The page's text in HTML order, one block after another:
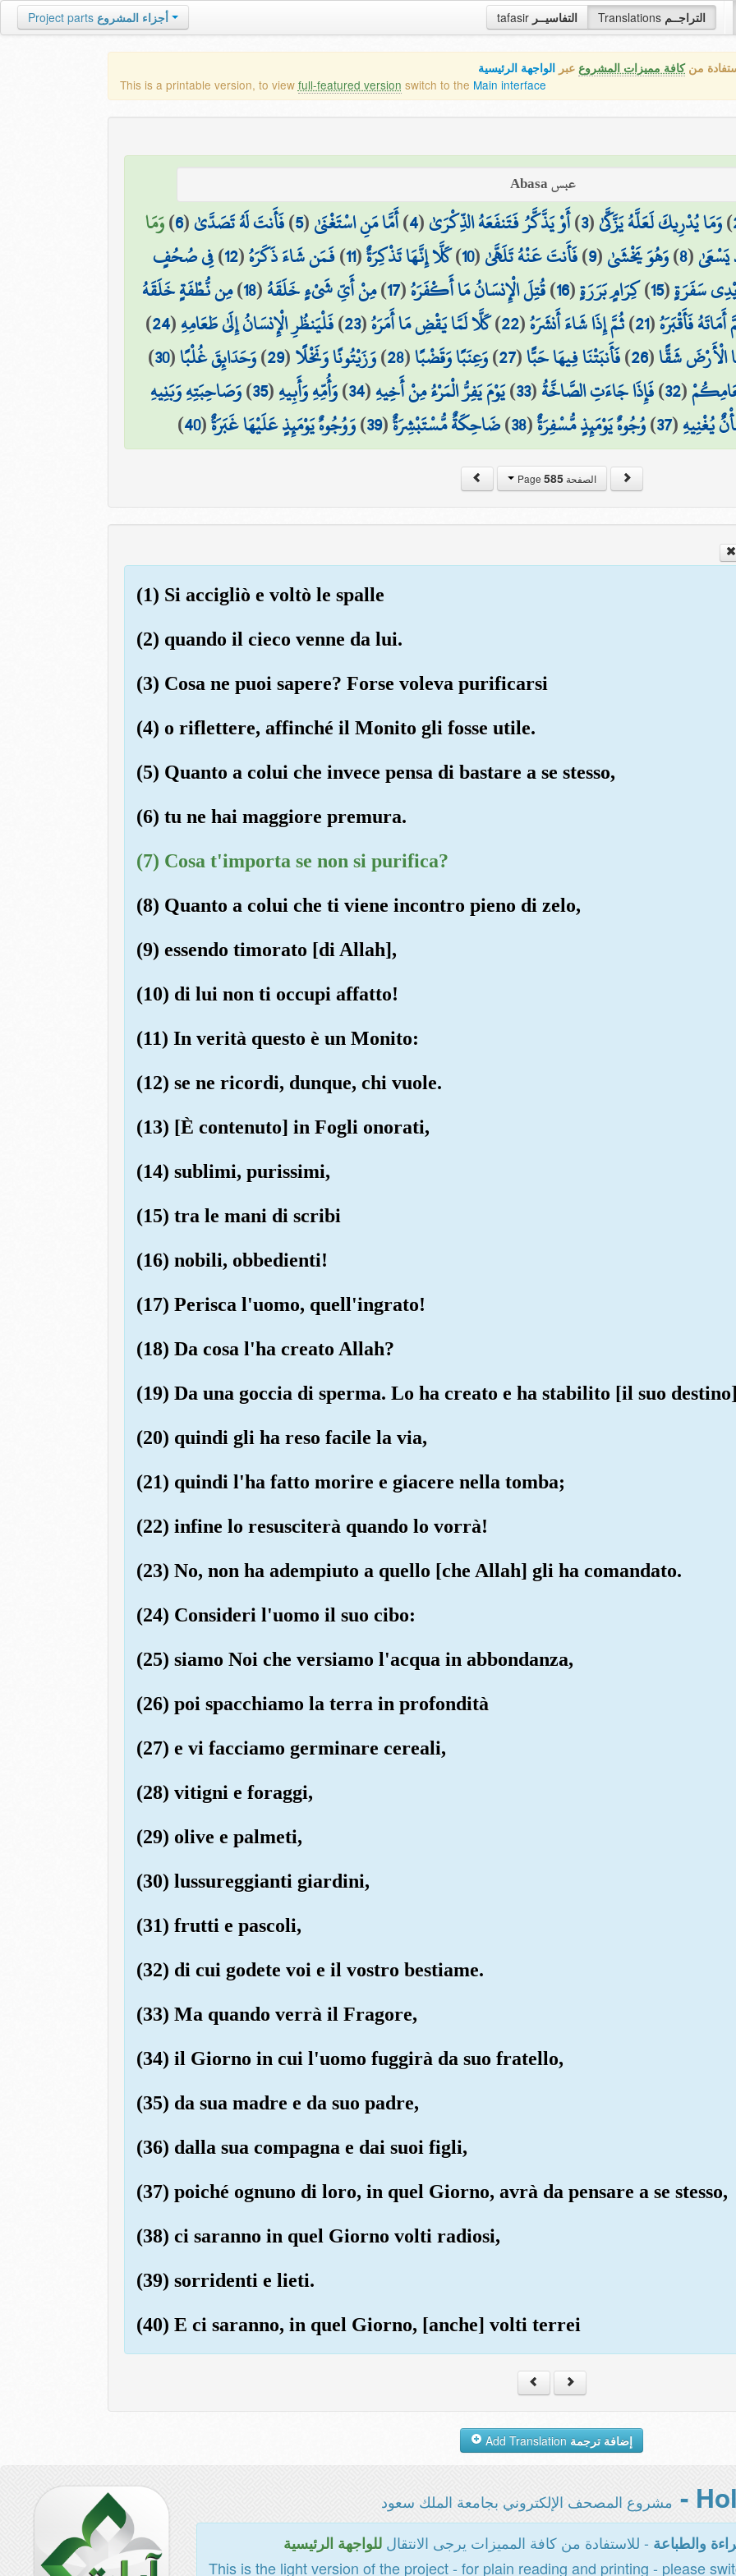
tafasir التفاسيــر Translations التراجــم Project parts أجزاء المشروع
منكافة مميزات المشروع عبر الواجهة الرئيسية
This is a printable version, to view full-featured version switch to the Main interface
عبس Abasa
)وَمَا يُدْرِيكَ لَعَلَّهُ يَزَّكَّىٰ(
3
)أَوْ يَذَّكَّرُ فَتَنفَعَهُ الذِّكْرَىٰ(
4
)أَمَّا مَنِ اسْتَغْنَىٰ(
5
)فَأَنتَ لَهُ تَصَدَّىٰ(
6
)وَمَا
(
8
)وَهُوَ يَخْشَىٰ(
9
)فَأَنتَ عَنْهُ تَلَهَّىٰ(
10
)كَلَّا إِنَّهَا تَذْكِرَةٌ(
11
)فَمَن شَاءَ ذَكَرَهُ(
12
)فِي صُحُفٍ
سَفَرَةٍ(
15
)كِرَامٍ بَرَرَةٍ(
16
)قُتِلَ الْإِنسَانُ مَا أَكْفَرَهُ(
17
)مِنْ أَيِّ شَيْءٍ خَلَقَهُ(
18
)مِن نُّطْفَةٍ خَلَقَهُ
أَمَاتَهُ فَأَقْبَرَهُ(
21
)ثُمَّ إِذَا شَاءَ أَنشَرَهُ(
22
)كَلَّا لَمَّا يَقْضِ مَا أَمَرَهُ(
23
)فَلْيَنظُرِ الْإِنسَانُ إِلَىٰ طَعَامِهِ(
24
)
الْأَرْضَ شَقًّا(
26
)فَأَنبَتْنَا فِيهَا حَبًّا(
27
)وَعِنَبًا وَقَضْبًا(
28
)وَزَيْتُونًا وَنَخْلًا(
29
)وَحَدَائِقَ غُلْبًا(
30
)
(
32
)فَإِذَا جَاءَتِ الصَّاخَّةُ(
33
)يَوْمَ يَفِرُّ الْمَرْءُ مِنْ أَخِيهِ(
34
)وَأُمِّهِ وَأَبِيهِ(
35
)وَصَاحِبَتِهِ وَبَنِيهِ
يُغْنِيهِ(
37
)وُجُوهٌ يَوْمَئِذٍ مُّسْفِرَةٌ(
38
)ضَاحِكَةٌ مُّسْتَبْشِرَةٌ(
39
)وَوُجُوهٌ يَوْمَئِذٍ عَلَيْهَا غَبَرَةٌ(
40
)
الصفحة Page585
(1) Si accigliò e voltò le spalle
(2) quando il cieco venne da lui.
(3) Cosa ne puoi sapere? Forse voleva purificarsi
(4) o riflettere, affinché il Monito gli fosse utile.
(5) Quanto a colui che invece pensa di bastare a se stesso,
(6) tu ne hai maggiore premura.
(7) Cosa t'importa se non si purifica?
(8) Quanto a colui che ti viene incontro pieno di zelo,
(9) essendo timorato [di Allah],
(10) di lui non ti occupi affatto!
(11) In verità questo è un Monito:
(12) se ne ricordi, dunque, chi vuole.
(13) [È contenuto] in Fogli onorati,
(14) sublimi, purissimi,
(15) tra le mani di scribi
(16) nobili, obbedienti!
(17) Perisca l'uomo, quell'ingrato!
(18) Da cosa l'ha creato Allah?
(19) Da una goccia di sperma. Lo ha creato e ha stabilito [il suo
(20) quindi gli ha reso facile la via,
(21) quindi l'ha fatto morire e giacere nella tomba;
(22) infine lo resusciterà quando lo vorrà!
(23) No, non ha adempiuto a quello [che Allah] gli ha comandato.
(24) Consideri l'uomo il suo cibo:
(25) siamo Noi che versiamo l'acqua in abbondanza,
(26) poi spacchiamo la terra in profondità
(27) e vi facciamo germinare cereali,
(28) vitigni e foraggi,
(29) olive e palmeti,
(30) lussureggianti giardini,
(31) frutti e pascoli,
(32) di cui godete voi e il vostro bestiame.
(33) Ma quando verrà il Fragore,
(34) il Giorno in cui l'uomo fuggirà da suo fratello,
(35) da sua madre e da suo padre,
(36) dalla sua compagna e dai suoi figli,
(37) poiché ognuno di loro, in quel Giorno, avrà da pensare a se stesso,
(38) ci saranno in quel Giorno volti radiosi,
(39) sorridenti e lieti.
(40) E ci saranno, in quel Giorno, [anche] volti terrei
إضافة ترجمة
مشروع المصحف الإلكتروني بجامعة الملك سعود
والطباعة - للاستفادة من كافة المميزات يرجى الانتقالللواجهة الرئيسية
This is the light version of the project - for plain reading and printing - please